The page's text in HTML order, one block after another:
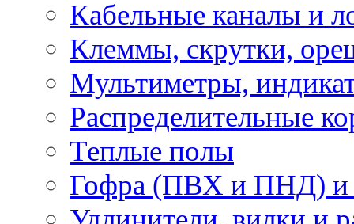
Кабельные каналы и
Клеммы, скрутки,
Мультиметры,
Распределительные
Теплые полы
Гофра (ПВХ и ПНД) и